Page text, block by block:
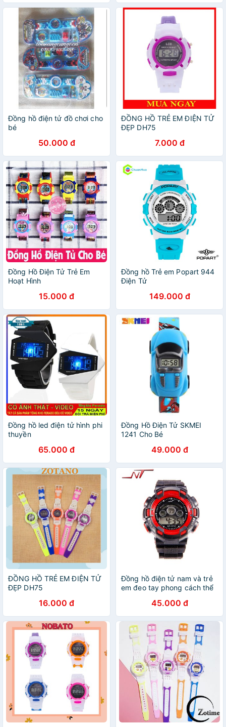
Đồng hồ điện tử đồ chơi cho
bé
50.000 đ
ĐỒNG HỒ TRẺ EM ĐIỆN TỬ
ĐẸP DH75
7.000 đ
Đồng Hồ Điện Tử Trẻ Em
Hoạt Hình
15.000 đ
Đồng hồ Trẻ em Popart 944
Điện Tử
149.000 đ
Đồng hồ led điện tử hình phi
thuyền
65.000 đ
Đồng Hồ Điện Tử SKMEI
1241 Cho Bé
49.000 đ
ĐỒNG HỒ TRẺ EM ĐIỆN TỬ
ĐẸP DH75
16.000 đ
Đồng hồ điện tử nam và trẻ
em đeo tay phong cách thể
45.000 đ